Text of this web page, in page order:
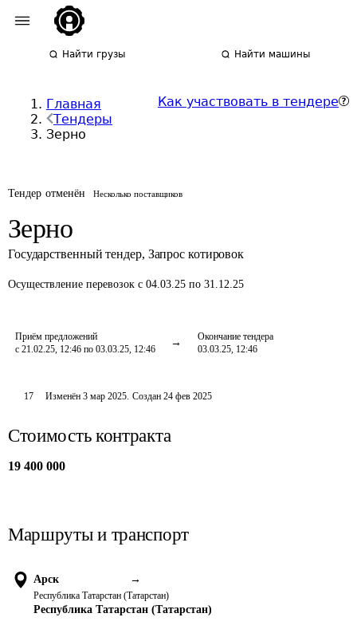
Найти грузы Найти машины
Главная
Тендеры
Зерно
Как участвовать в тендере
Тендер отменён Несколько поставщиков
Зерно
Государственный тендер, Запрос котировок
Осуществление перевозок с 04.03.25 по 31.12.25
Приём предложений
с 21.02.25, 12:46 по 03.03.25, 12:46
Окончание тендера
03.03.25, 12:46
17 Изменён3 мар 2025. Создан 24 фев 2025
Стоимость контракта
19 400 000
Маршруты и транспорт
Арск →
Республика Татарстан (Татарстан)
Республика Татарстан (Татарстан)